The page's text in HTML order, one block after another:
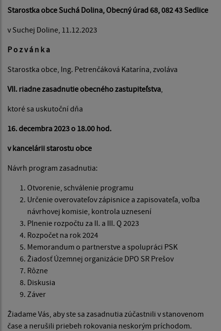
Starostka obce Suchá Dolina, Obecný úrad 68, 082 43 Sedlice
v Suchej Doline, 11.12.2023
P o z v á n k a
Starostka obce, Ing. Petrenčáková Katarína, zvoláva
VII. riadne zasadnutie obecného zastupiteľstva
ktoré sa uskutoční dňa
16. decembra 2023 o 18.00 hod.
v kancelárii starostu obce
Návrh program zasadnutia:
Otvorenie, schválenie programu
Určenie overovateľov zápisnice a zapisovateľa, voľba
návrhovej komisie, kontrola uznesení
Plnenie rozpočtu za II. a III. Q 2023
Rozpočet na rok 2024
Memorandum o partnerstve a spolupráci PSK
Žiadosť Územnej organizácie DPO SR Prešov
Rôzne
Diskusia
Záver
Žiadame Vás, aby ste sa zasadnutia zúčastnili v stanovenom
čase a nerušili priebeh rokovania neskorým príchodom.